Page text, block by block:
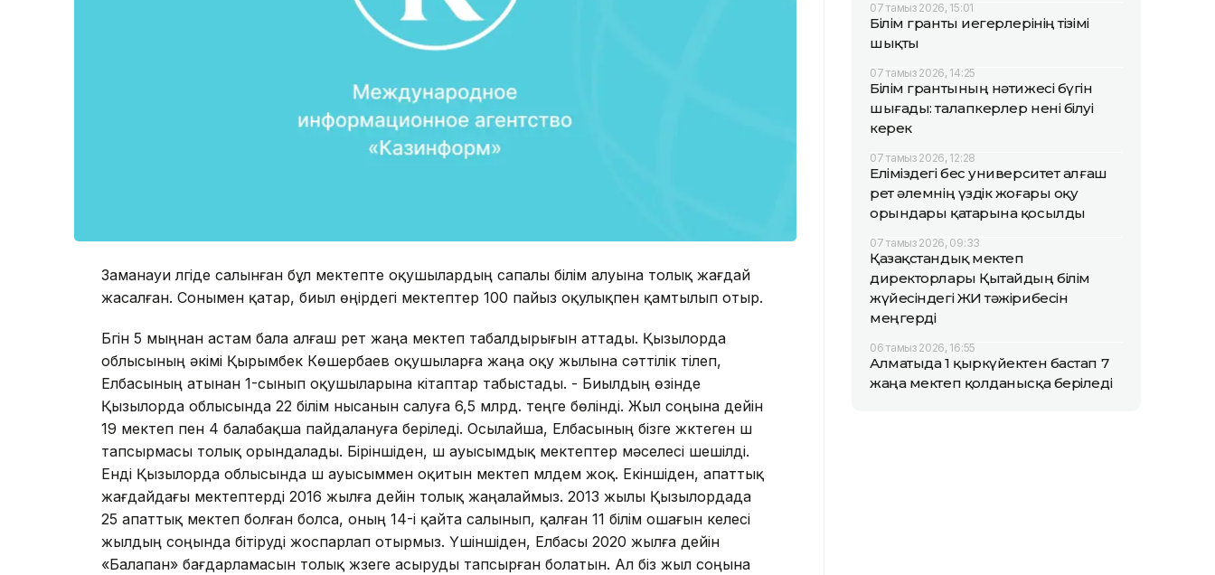
Заманауи үлгіде салынған бұл мектепте оқушылардың сапалы білім алуына толық жағдай
жасалған. Сонымен қатар, биыл өңірдегі мектептер 100 пайыз оқулықпен қамтылып отыр.
Бүгін 5 мыңнан астам бала алғаш рет жаңа мектеп табалдырығын аттады. Қызылорда
облысының әкімі Қырымбек Көшербаев оқушыларға жаңа оқу жылына сәттілік тілеп,
Елбасының атынан 1-сынып оқушыларына кітаптар табыстады. - Биылдың өзінде
Қызылорда облысында 22 білім нысанын салуға 6,5 млрд. теңге бөлінді. Жыл соңына дейін
19 мектеп пен 4 балабақша пайдалануға беріледі. Осылайша, Елбасының бізге жүктеген үш
тапсырмасы толық орындалады. Біріншіден, үш ауысымдық мектептер мәселесі шешілді.
Енді Қызылорда облысында үш ауысыммен оқитын мектеп мүлдем жоқ. Екіншіден, апаттық
жағдайдағы мектептерді 2016 жылға дейін толық жаңалаймыз. 2013 жылы Қызылордада
25 апаттық мектеп болған болса, оның 14-і қайта салынып, қалған 11 білім ошағын келесі
жылдың соңында бітіруді жоспарлап отырмыз. Үшіншіден, Елбасы 2020 жылға дейін
«Балапан» бағдарламасын толық жүзеге асыруды тапсырған болатын. Ал біз жыл соңына
07 тамыз 2026, 15:01
Білім гранты иегерлерінің тізімі
шықты
07 тамыз 2026, 14:25
Білім грантының нәтижесі бүгін
шығады: талапкерлер нені білуі
керек
07 тамыз 2026, 12:28
Еліміздегі бес университет алғаш
рет әлемнің үздік жоғары оқу
орындары қатарына қосылды
07 тамыз 2026, 09:33
Қазақстандық мектеп
директорлары Қытайдың білім
жүйесіндегі ЖИ тәжірибесін
меңгерді
06 тамыз 2026, 16:55
Алматыда 1 қыркүйектен бастап 7
жаңа мектеп қолданысқа беріледі